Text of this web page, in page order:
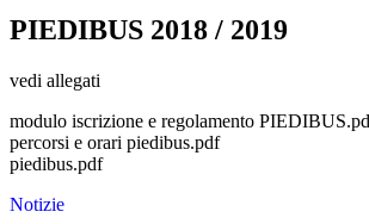
PIEDIBUS 2018 / 2019
vedi allegati
modulo iscrizione e regolamento
percorsi e orari piedibus.pdf
piedibus.pdf
Notizie